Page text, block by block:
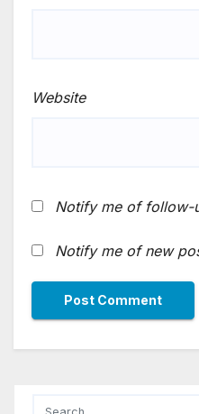
Website
Notify me of follow-
Notify me of new